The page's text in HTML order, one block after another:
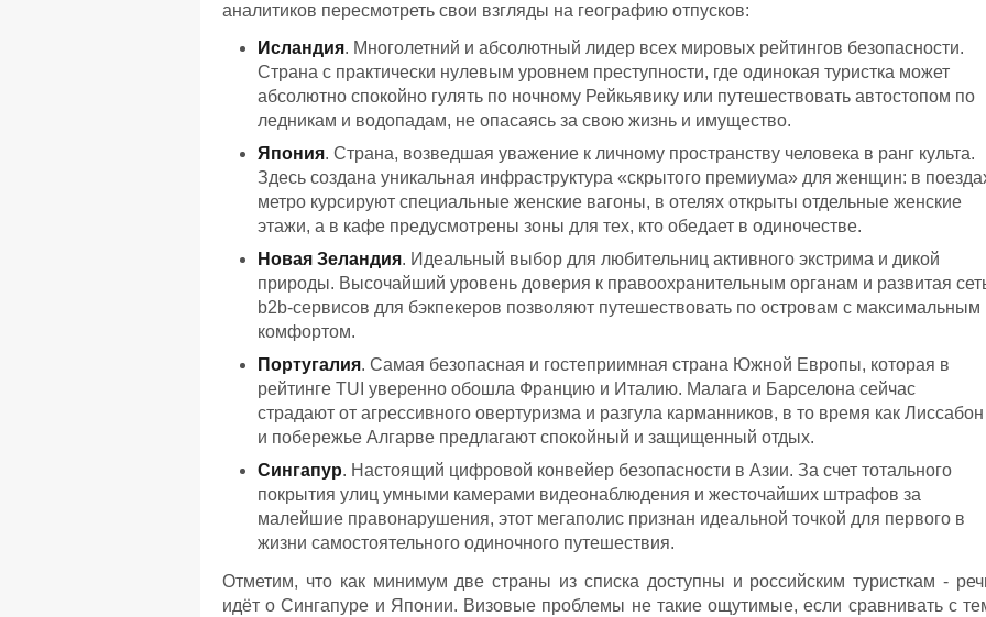
аналитиков пересмотреть свои взгляды на географию отпусков:
Исландия. Многолетний и абсолютный лидер всех мировых рейтингов безопасности.
Страна с практически нулевым уровнем преступности, где одинокая туристка может
абсолютно спокойно гулять по ночному Рейкьявику или путешествовать автостопом по
ледникам и водопадам, не опасаясь за свою жизнь и имущество.
Япония. Страна, возведшая уважение к личному пространству человека в ранг культа.
Здесь создана уникальная инфраструктура «скрытого премиума» для женщин: в
метро курсируют специальные женские вагоны, в отелях открыты отдельные женские
этажи, а в кафе предусмотрены зоны для тех, кто обедает в одиночестве.
Новая Зеландия. Идеальный выбор для любительниц активного экстрима и дикой
природы. Высочайший уровень доверия к правоохранительным органам и развитая
b2b-сервисов для бэкпекеров позволяют путешествовать по островам с максимальным
комфортом.
Португалия. Самая безопасная и гостеприимная страна Южной Европы, которая в
рейтинге TUI уверенно обошла Францию и Италию. Малага и Барселона сейчас
страдают от агрессивного овертуризма и разгула карманников, в то время как Лиссабон
и побережье Алгарве предлагают спокойный и защищенный отдых.
Сингапур. Настоящий цифровой конвейер безопасности в Азии. За счет тотального
покрытия улиц умными камерами видеонаблюдения и жесточайших штрафов за
малейшие правонарушения, этот мегаполис признан идеальной точкой для первого в
жизни самостоятельного одиночного путешествия.
Отметим, что как минимум две страны из списка доступны и российским туристкам -
идёт о Сингапуре и Японии. Визовые проблемы не такие ощутимые, если сравнивать с